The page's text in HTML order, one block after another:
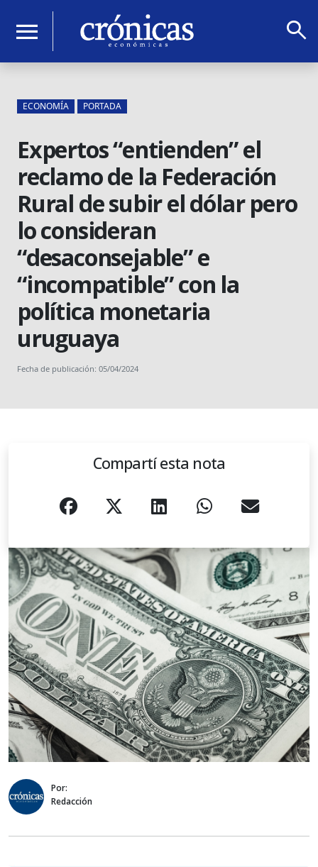
menu search
ECONOMÍA PORTADA
Expertos “entienden” el
reclamo de la Federación
Rural de subir el dólar pero
lo consideran
“desaconsejable” e
“incompatible” con la
política monetaria
uruguaya
Fecha de publicación: 05/04/2024
Compartí esta nota
Por:
Redacción